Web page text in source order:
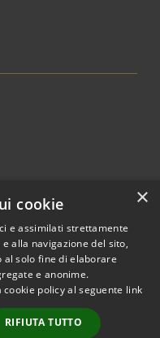
© 2026 • Comune di
Ploaghe • Powered by
Municipium•
Accesso
×
cookie
e assimilati strettamente
alla navigazione del sito,
al solo fine di elaborare
e anonime.
policy al seguente link
RIFIUTA TUTTO